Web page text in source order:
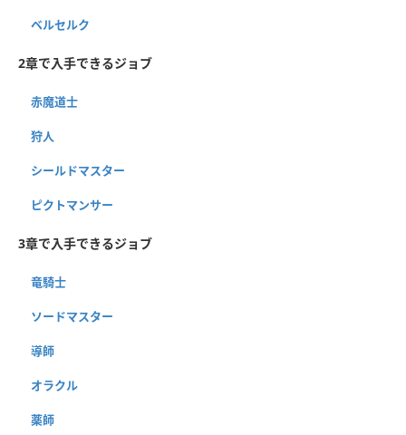
ベルセルク
2章で入手できるジョブ
赤魔道士
狩人
シールドマスター
ピクトマンサー
3章で入手できるジョブ
竜騎士
ソードマスター
導師
オラクル
薬師